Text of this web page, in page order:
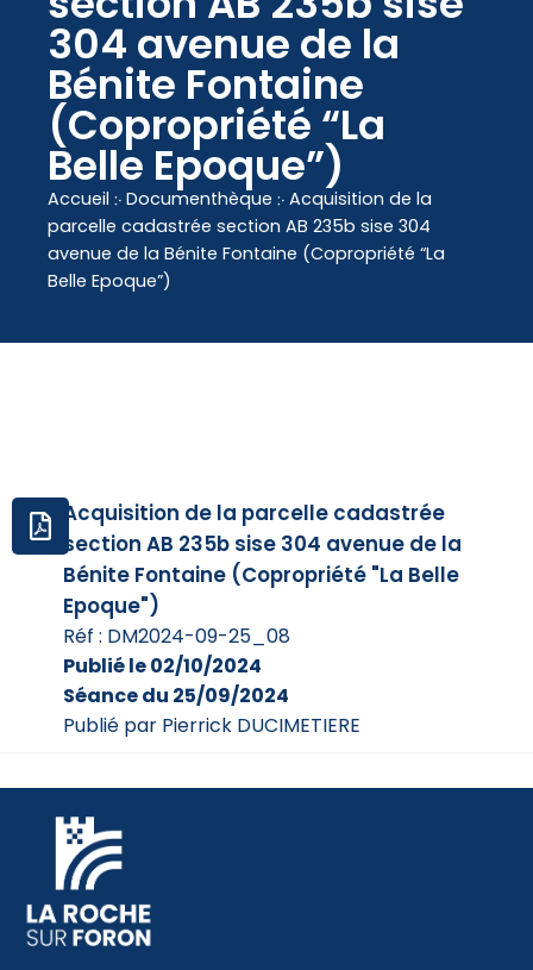
principal304 avenue de la
Bénite Fontaine
(Copropriété “La
Belle Epoque”)
Accueil ჻ Documenthèque ჻ Acquisition de la
parcelle cadastrée section AB 235b sise 304
avenue de la Bénite Fontaine (Copropriété “La
Belle Epoque”)
Acquisition de la parcelle cadastrée
section AB 235b sise 304 avenue de la
Bénite Fontaine (Copropriété "La Belle
Epoque")
Réf : DM2024-09-25_08
Publié le 02/10/2024
Séance du 25/09/2024
Publié par Pierrick DUCIMETIERE